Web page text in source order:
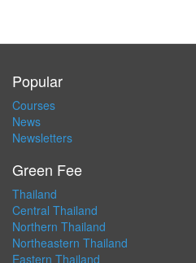
Popular
Courses
News
Newsletters
Green Fee
Thailand
Central Thailand
Northern Thailand
Northeastern Thailand
Eastern Thailand